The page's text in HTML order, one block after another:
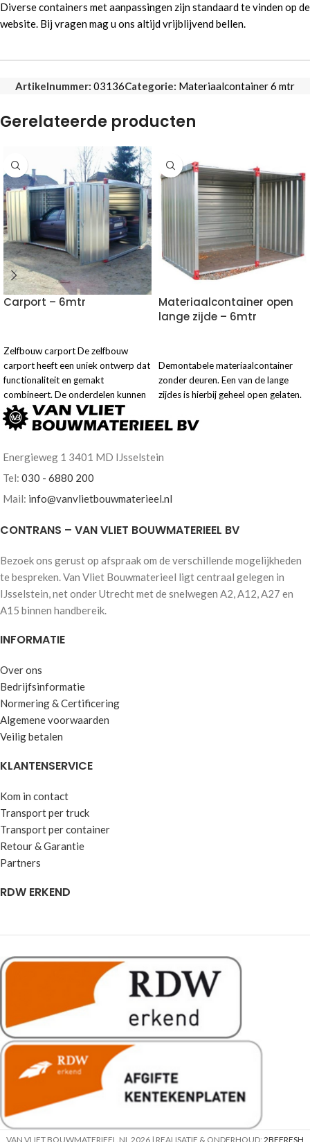
Diverse containers met aanpassingen zijn standaard te vinden op de
website. Bij vragen mag u ons altijd vrijblijvend bellen.
Artikelnummer: 03136Categorie: Materiaalcontainer 6 mtr
Gerelateerde producten
Carport – 6mtr
Zelfbouw carport De zelfbouw
carport heeft een uniek ontwerp dat
functionaliteit en gemakt
combineert. De onderdelen kunnen
moeiteloos gemonteerd en
Materiaalcontainer open
lange zijde – 6mtr
Demontabele materiaalcontainer
zonder deuren. Een van de lange
zijdes is hierbij geheel open gelaten.
Energieweg 1 3401 MD IJsselstein
Tel: 030 - 6880 200
Mail: info@vanvlietbouwmaterieel.nl
CONTRANS – VAN VLIET BOUWMATERIEEL BV
Bezoek ons gerust op afspraak om de verschillende mogelijkheden
te bespreken. Van Vliet Bouwmaterieel ligt centraal gelegen in
IJsselstein, net onder Utrecht met de snelwegen A2, A12, A27 en
A15 binnen handbereik.
INFORMATIE
Over ons
Bedrijfsinformatie
Normering & Certificering
Algemene voorwaarden
Veilig betalen
KLANTENSERVICE
Kom in contact
Transport per truck
Transport per container
Retour & Garantie
Partners
RDW ERKEND
VAN VLIET BOUWMATERIEEL.NL 2026 | REALISATIE & ONDERHOUD: 2BEFRESH